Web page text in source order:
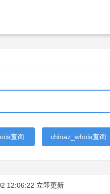
查询 chinaz_whois查询
12:06:22 立即更新